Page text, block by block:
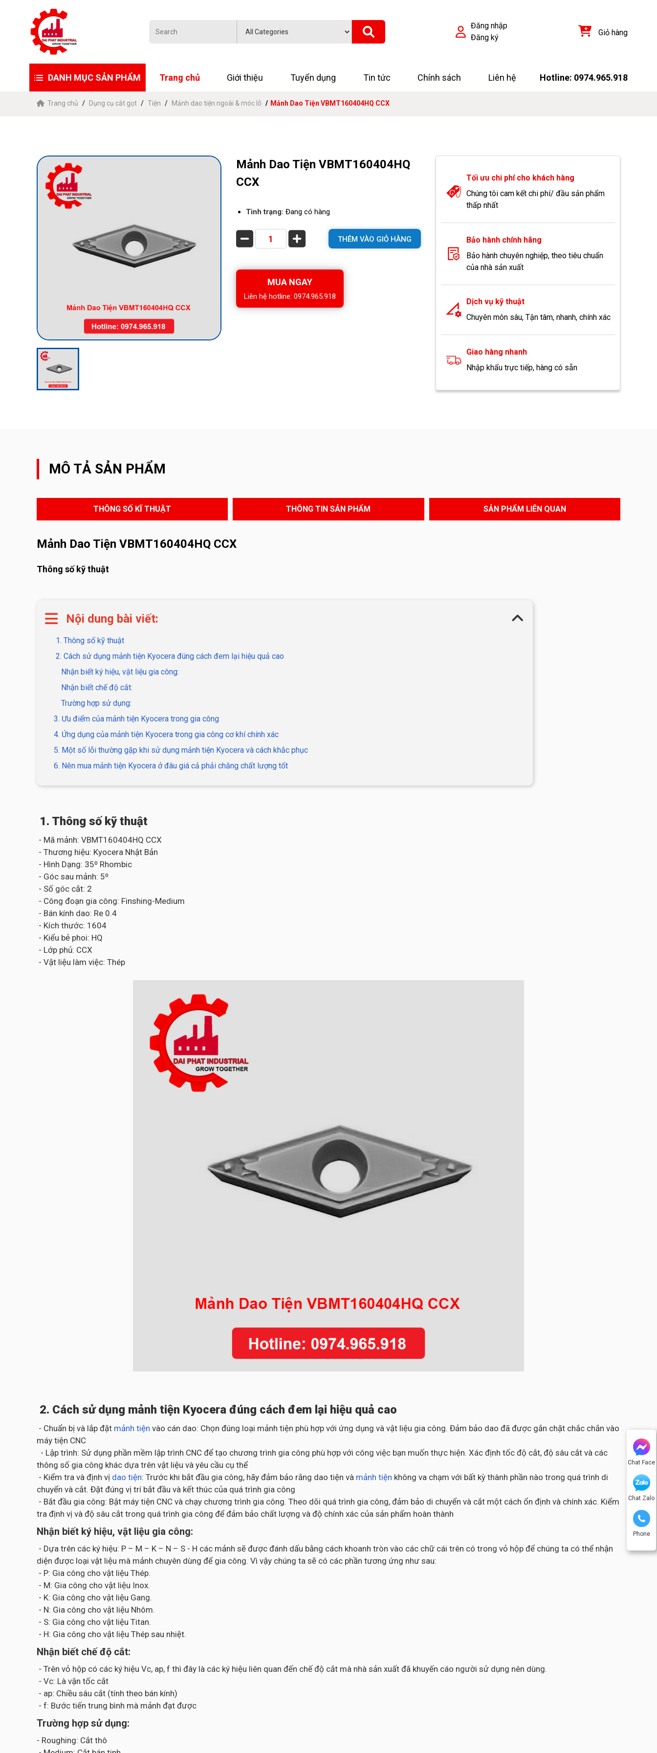
Đăng nhập
Đăng ký
Giỏ hàng
DANH MỤC SẢN PHẨM Trang chủ Giới thiệu Tuyển dụng Tin tức Chính sách Liên hệ Hotline: 0974.965.918
Chat Face
Chat Zalo
Phone
Trang chủ Dụng cụ cắt gọt Tiện Mảnh dao tiện ngoài & móc lỗ Mảnh Dao Tiện VBMT160404HQ CCX
Mảnh Dao Tiện VBMT160404HQ
CCX
Tình trạng: Đang có hàng
THÊM VÀO GIỎ HÀNG
MUA NGAY
Liên hệ hotline: 0974.965.918
Tối ưu chi phí cho khách hàng
Chúng tôi cam kết chi phí/ đầu sản phẩm
thấp nhất
Bảo hành chính hãng
Bảo hành chuyên nghiệp, theo tiêu chuẩn
của nhà sản xuất
Dịch vụ kỹ thuật
Chuyên môn sâu, Tận tâm, nhanh, chính xác
Giao hàng nhanh
Nhập khẩu trực tiếp, hàng có sẵn
MÔ TẢ SẢN PHẨM
THÔNG SỐ KĨ THUẬT THÔNG TIN SẢN PHẨM SẢN PHẨM LIÊN QUAN
Mảnh Dao Tiện VBMT160404HQ CCX
Thông số kỹ thuật
Nội dung bài viết:
1. Thông số kỹ thuật
2. Cách sử dụng mảnh tiện Kyocera đúng cách đem lại hiệu quả cao
Nhận biết ký hiệu, vật liệu gia công:
Nhận biết chế độ cắt:
Trường hợp sử dụng:
3. Ưu điểm của mảnh tiện Kyocera trong gia công
4. Ứng dụng của mảnh tiện Kyocera trong gia công cơ khí chính xác
5. Một số lỗi thường gặp khi sử dụng mảnh tiện Kyocera và cách khắc phục
6. Nên mua mảnh tiện Kyocera ở đâu giá cả phải chăng chất lượng tốt
1. Thông số kỹ thuật
- Mã mảnh: VBMT160404HQ CCX
- Thương hiệu: Kyocera Nhật Bản
- Hình Dạng: 35⁰ Rhombic
- Góc sau mảnh: 5⁰
- Số góc cắt: 2
- Công đoạn gia công: Finshing-Medium
- Bán kính dao: Re 0.4
- Kích thước: 1604
- Kiểu bẻ phoi: HQ
- Lớp phủ: CCX
- Vật liệu làm việc: Thép
2. Cách sử dụng mảnh tiện Kyocera đúng cách đem lại hiệu quả cao
- Chuẩn bị và lắp đặt mảnh tiện vào cán dao: Chọn đúng loại mảnh tiện phù hợp với ứng dụng và vật liệu gia công. Đảm bảo dao đã được gắn chặt chắc chắn vào
máy tiện CNC
- Lập trình: Sử dụng phần mềm lập trình CNC để tạo chương trình gia công phù hợp với công việc bạn muốn thực hiện. Xác định tốc độ cắt, độ sâu cắt và các
thông số gia công khác dựa trên vật liệu và yêu cầu cụ thể
- Kiểm tra và định vị dao tiện: Trước khi bắt đầu gia công, hãy đảm bảo rằng dao tiện và mảnh tiện không va chạm với bất kỳ thành phần nào trong quá trình di
chuyển và cắt. Đặt đúng vị trí bắt đầu và kết thúc của quá trình gia công
- Bắt đầu gia công: Bật máy tiện CNC và chạy chương trình gia công. Theo dõi quá trình gia công, đảm bảo di chuyển và cắt một cách ổn định và chính xác. Kiểm
tra định vị và độ sâu cắt trong quá trình gia công để đảm bảo chất lượng và độ chính xác của sản phẩm hoàn thành
Nhận biết ký hiệu, vật liệu gia công:
- Dựa trên các ký hiệu: P – M – K – N – S - H các mảnh sẽ được đánh dấu bằng cách khoanh tròn vào các chữ cái trên có trong vỏ hộp để chúng ta có thể nhận
diện được loại vật liệu mà mảnh chuyên dùng để gia công. Vì vậy chúng ta sẽ có các phần tương ứng như sau:
- P: Gia công cho vật liệu Thép.
- M: Gia công cho vật liệu Inox.
- K: Gia công cho vật liệu Gang.
- N: Gia công cho vật liệu Nhôm.
- S: Gia công cho vật liệu Titan.
- H: Gia công cho vật liệu Thép sau nhiệt.
Nhận biết chế độ cắt:
- Trên vỏ hộp có các ký hiệu Vc, ap, f thì đây là các ký hiệu liên quan đến chế độ cắt mà nhà sản xuất đã khuyến cáo người sử dụng nên dùng.
- Vc: Là vận tốc cắt
- ap: Chiều sâu cắt (tính theo bán kính)
- f: Bước tiến trung bình mà mảnh đạt được
Trường hợp sử dụng:
- Roughing: Cắt thô